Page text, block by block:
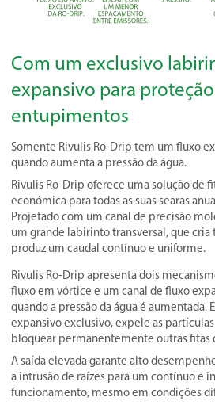
Com um exclusivo
expansivo para
entupimentos
Somente Rivulis Ro-Drip tem um fluxo
quando aumenta a pressão da água.
Rivulis Ro-Drip oferece uma solução de
económica para todas as suas searas
Projetado com um canal de precisão
um grande labirinto transversal, que
produz um caudal contínuo e uniforme.
Rivulis Ro-Drip apresenta dois
fluxo em vórtice e um canal de fluxo
quando a pressão da água é aumentada.
expansivo exclusivo, expele as
bloquear permanentemente outras fitas
A saída elevada garante alto
a intrusão de raízes para um contínuo e
funcionamento, mesmo em condições